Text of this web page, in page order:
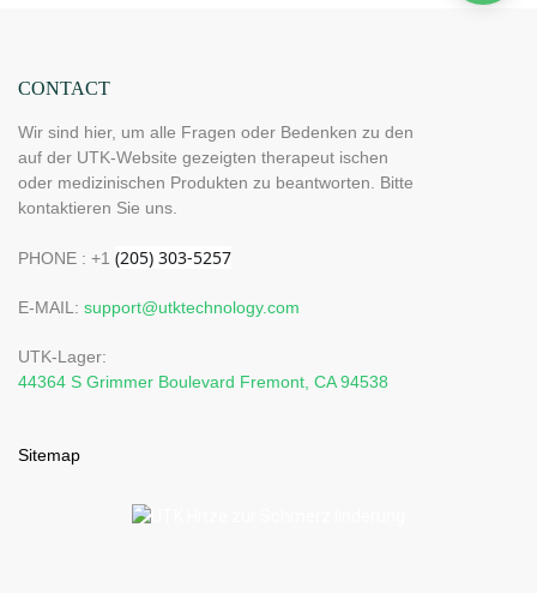
CONTACT
Wir sind hier, um alle Fragen oder Bedenken zu den
auf der UTK-Website gezeigten therapeut ischen
oder medizinischen Produkten zu beantworten. Bitte
kontaktieren Sie uns.
PHONE : +1
E-MAIL: support@utktechnology.com
UTK-Lager:
44364 S Grimmer Boulevard Fremont, CA 94538
Sitemap